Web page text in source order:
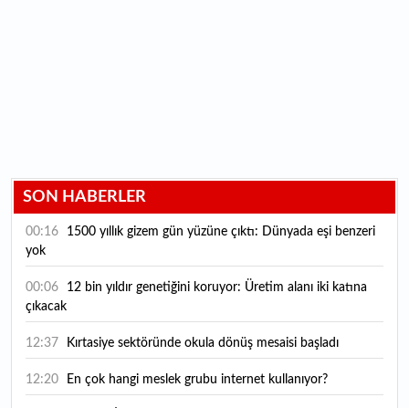
SON HABERLER
00:16
yok
00:06
çıkacak
12:37 Kırtasiye sektöründe okula dönüş mesaisi başladı
12:20 En çok hangi meslek grubu internet kullanıyor?